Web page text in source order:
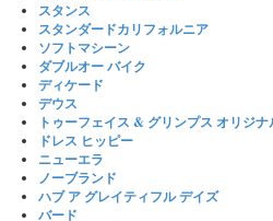
スタンス
スタンダードカリフォルニア
ソフトマシーン
ダブルオー バイク
ディケード
デウス
トゥーフェイス & グリンプス オリジナ
ドレス ヒッピー
ニューエラ
ノーブランド
ハブ ア グレイティフル デイズ
バード